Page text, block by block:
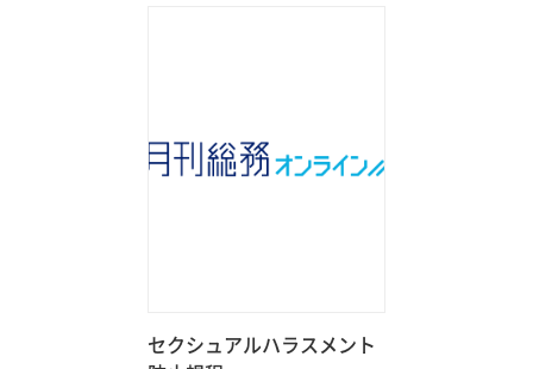
セクシュアルハラスメント